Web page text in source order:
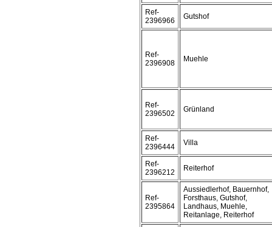
Ref-
2396966
Gutshof
Ref-
2396908
Muehle
Ref-
2396502
Grünland
Ref-
2396444
Villa
Ref-
2396212
Reiterhof
Ref-
2395864
Aussiedlerhof, Bauernhof,
Forsthaus, Gutshof,
Landhaus, Muehle,
Reitanlage, Reiterhof